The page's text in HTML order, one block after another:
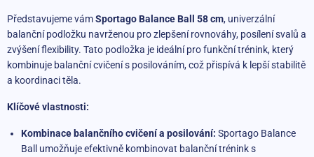
Představujeme vámSportago Balance Ball 58 cm, univerzální
balanční podložku navrženou pro zlepšení rovnováhy, posílení svalů a
zvýšení flexibility. Tato podložka je ideální pro funkční trénink, který
kombinuje balanční cvičení s posilováním, což přispívá k lepší stabilitě
a koordinaci těla.
Klíčové vlastnosti:
Kombinace balančního cvičení a posilování: Sportago Balance
Ball umožňuje efektivně kombinovat balanční trénink s